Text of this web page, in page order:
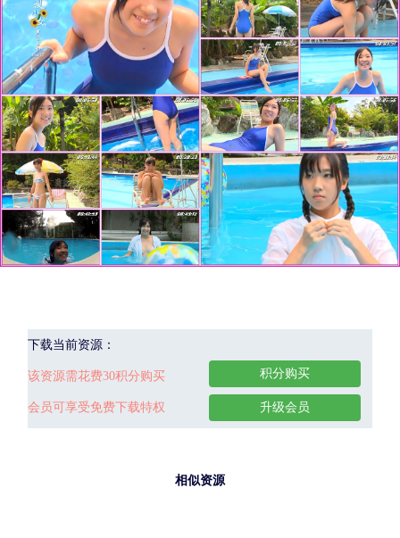
下载当前资源：
该资源需花费30积分购买
会员可享受免费下载特权
积分购买
升级会员
相似资源